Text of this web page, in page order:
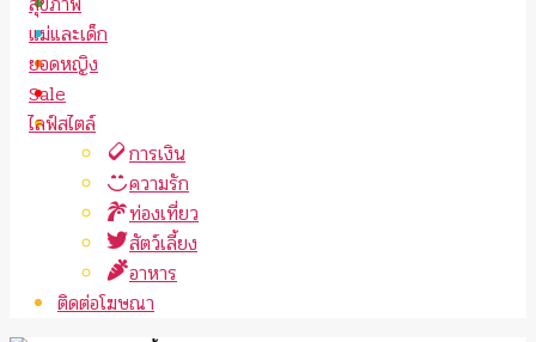
แม่และเด็ก
ยอดหญิง
Sale
ไลฟ์สไตล์
การเงิน
ความรัก
ท่องเที่ยว
สัตว์เลี้ยง
อาหาร
ติดต่อโฆษณา